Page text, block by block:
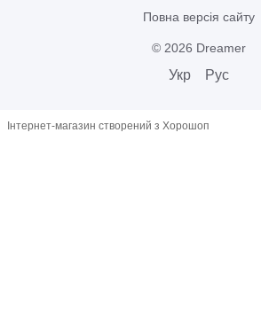
Повна версія сайту
© 2026 Dreamer
Укр Рус
Інтернет-магазин створений з Хорошоп